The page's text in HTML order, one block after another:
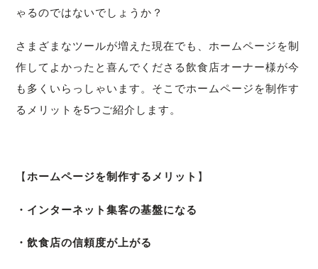
ゃるのではないでしょうか？
さまざまなツールが増えた現在でも、ホームページを制
作してよかったと喜んでくださる飲食店オーナー様が今
も多くいらっしゃいます。そこでホームページを制作す
るメリットを5つご紹介します。
【ホームページを制作するメリット 】
・インターネット集客の基盤になる
・飲食店の信頼度が上がる